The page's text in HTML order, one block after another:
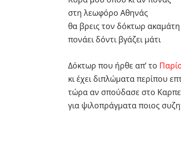
στη λεωφόρο Αθηνάς
θα βρεις τον δόκτωρ ακαμάτη
πονάει δόντι βγάζει μάτι
Δόκτωρ που ήρθε απ’ το
κι έχει διπλώματα περίπου
τώρα αν σπούδασε στο
για ψιλοπράγματα ποιος